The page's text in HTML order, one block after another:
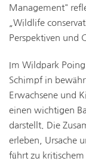
Management"
„Wildlife
Perspektiven und
Im Wildpark Poing
Schimpf in
Erwachsene und
einen wichtigen
darstellt. Die
erleben, Ursache
führt zu